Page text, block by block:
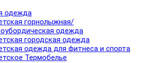
одежда
горнолыжная/
одежда
городская одежда
одежда для фитнеса и спорта
Термобелье